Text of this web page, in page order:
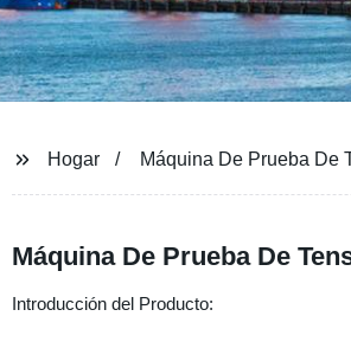
Hogar Máquina De Prueba De
Máquina De Prueba De
Introducción del Producto: